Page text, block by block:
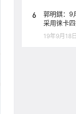
6
郭明錤：9
采用徕卡
19年9月18日